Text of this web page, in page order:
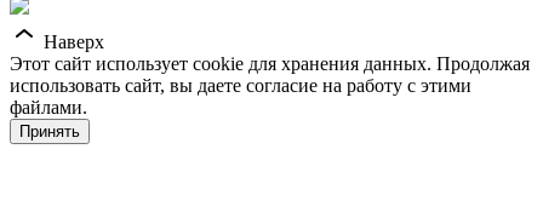
Наверх
Этот сайт использует cookie для хранения данных. Продолжая
использовать сайт, вы даете согласие на работу с этими
файлами.
Принять